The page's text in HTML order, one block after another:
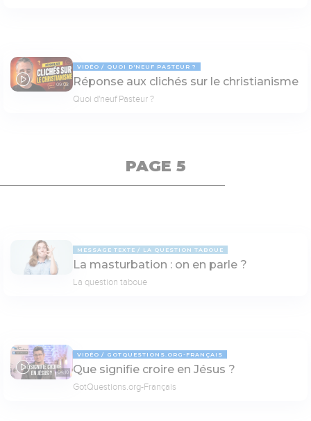
09:03
VIDÉO QUOI D'NEUF PASTEUR ?
Réponse aux clichés sur le christianisme
Quoi d'neuf Pasteur ?
PAGE 5
MESSAGE TEXTE LA QUESTION TABOUE
La masturbation : on en parle ?
La question taboue
04:10
VIDÉO GOTQUESTIONS.ORG-FRANÇAIS
Que signifie croire en Jésus ?
GotQuestions.org-Français